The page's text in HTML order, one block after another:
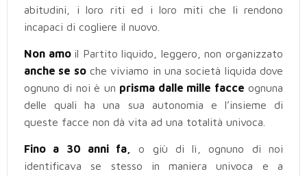
abitudini, i loro riti ed i loro miti che li rendono
incapaci di cogliere il nuovo.
Non amo il Partito liquido, leggero, non organizzato
anche se soche viviamo in una società liquida dove
ognuno di noi è un prisma dalle mille facce ognuna
delle quali ha una sua autonomia e l’insieme di
queste facce non dà vita ad una totalità univoca.
Fino a 30 anni fa,
o giù di lì, ognuno di noi
identificava se stesso in maniera univoca e a